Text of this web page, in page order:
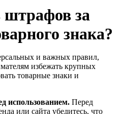
штрафов за
знака?
и важных правил,
избежать крупных
товарные знаки и
использованием. Перед
или сайта убедитесь, что